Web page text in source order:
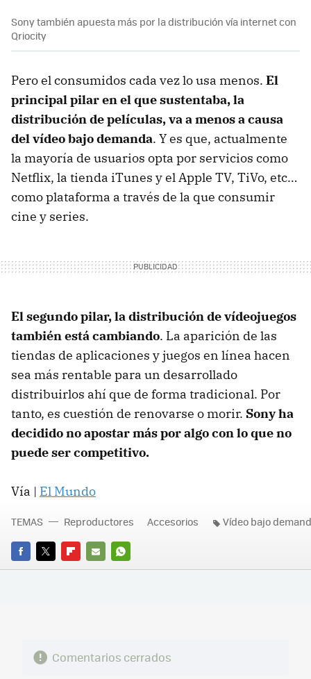
Sony también apuesta más por la distribución vía internet con
Qriocity
Pero el consumidos cada vez lo usa menos. El
principal pilar en el que sustentaba, la
distribución de películas, va a menos a causa
del vídeo bajo demanda. Y es que, actualmente
la mayoría de usuarios opta por servicios como
Netflix, la tienda iTunes y el Apple TV, TiVo, etc…
como plataforma a través de la que consumir
cine y series.
El segundo pilar, la distribución de vídeojuegos
también está cambiando. La aparición de las
tiendas de aplicaciones y juegos en línea hacen
sea más rentable para un desarrollado
distribuirlos ahí que de forma tradicional. Por
tanto, es cuestión de renovarse o morir. Sony ha
decidido no apostar más por algo con lo que no
puede ser competitivo.
Vía | El Mundo
FACEBOOK
TWITTERFLIPBOARD
E-
WHATSAPP
TEMAS Reproductores Accesorios Vídeo bajo
Comentarios cerrados